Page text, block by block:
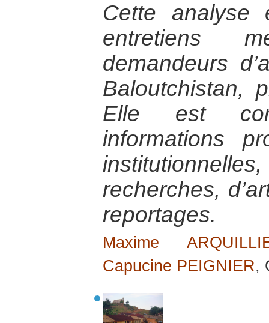
Cette analyse
entretiens
demandeurs
Baloutchistan,
Elle est
informations
recherches,
reportages.
Maxime
Capucine PEIGNIER,